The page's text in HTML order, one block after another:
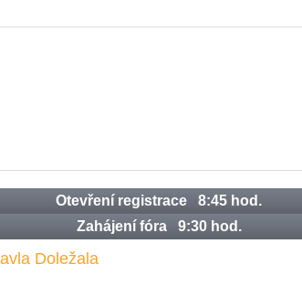
Otevření registrace 8:45 hod.
Zahájení fóra 9:30 hod.
Doležala